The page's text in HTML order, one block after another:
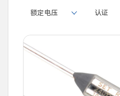
额定电压 认证